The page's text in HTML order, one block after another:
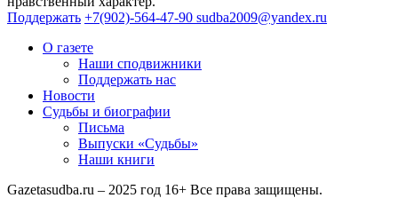
Поддержать +7(902)-564-47-90 sudba2009@yandex.ru
О газете
Наши сподвижники
Поддержать нас
Новости
Судьбы и биографии
Письма
Выпуски «Судьбы»
Наши книги
Gazetasudba.ru – 2025 год 16+ Все права защищены.